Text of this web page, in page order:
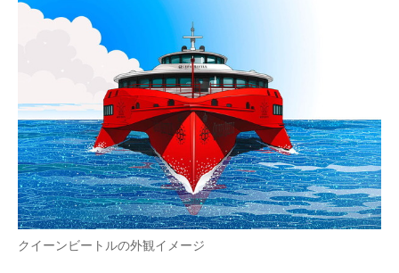
好きが集まる 比べて選べる
ビジネスと働き方のヒント
AI活用のいまが分かる
企業ITのトレンドを詳説
経営リーダーのコミュニティ
マーケ×ITの今がよく分かる
ITエンジニア向け専門サイト
クイーンビートルの外観イメージ